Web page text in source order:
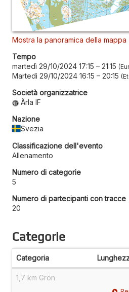
Mostra la panoramica della mappa
Tempo
martedì 29/10/2024 17:15 – 21:15
Martedì 29/10/2024 16:15 – 20:15
Società organizzatrice
Ärla IF
Nazione
Svezia
Classificazione dell'evento
Allenamento
Numero di categorie
5
Numero di partecipanti con tracce
20
Categorie
Categoria
1,7 km Grön